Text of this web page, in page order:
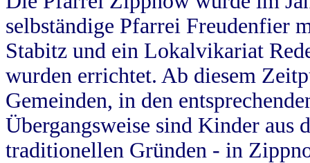
selbständige Pfarrei Freudenfier
Stabitz und ein Lokalvikariat
wurden errichtet. Ab diesem
Gemeinden, in den
Übergangsweise sind Kinder aus
traditionellen Gründen - in